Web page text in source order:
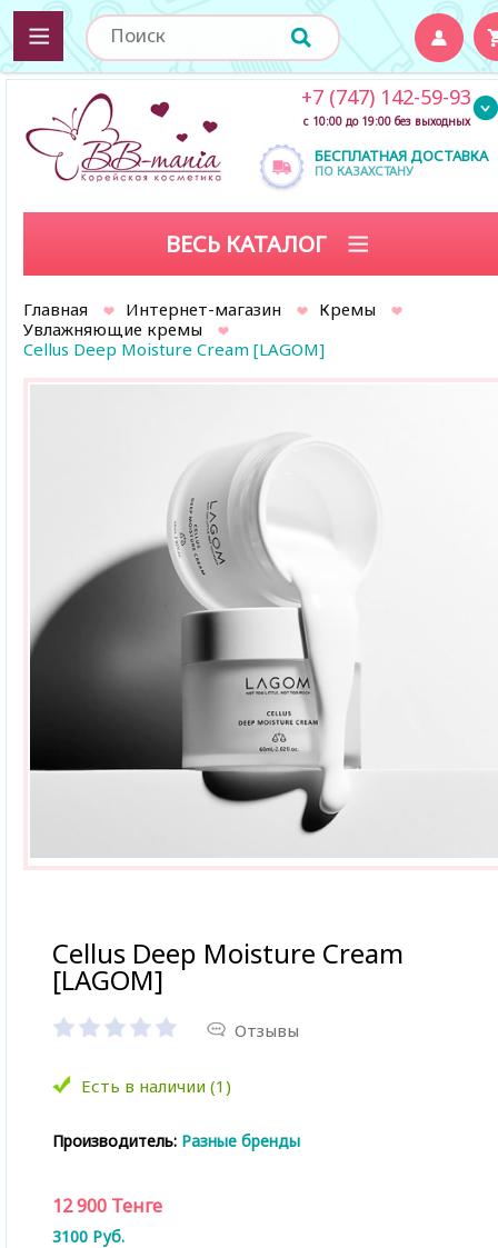
БЕСПЛАТНАЯ ДОСТАВКА
ПО КАЗАХСТАНУ
+7 (747) 142-59-93
с 10:00 до 19:00 без выходных
ВЕСЬ КАТАЛОГ
Главная Интернет-магазин
Кремы
Увлажняющие кремы
Cellus Deep Moisture Cream [LAGOM]
Cellus Deep Moisture Cream
[LAGOM]
Отзывы
Есть в наличии (1)
Производитель: Разные бренды
12 900 Тенге
3100 Руб.